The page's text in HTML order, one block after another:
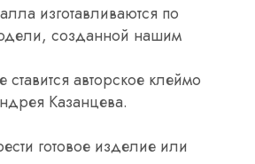
изготавливаются по
созданной нашим
авторское клеймо
Казанцева.
готовое изделие или